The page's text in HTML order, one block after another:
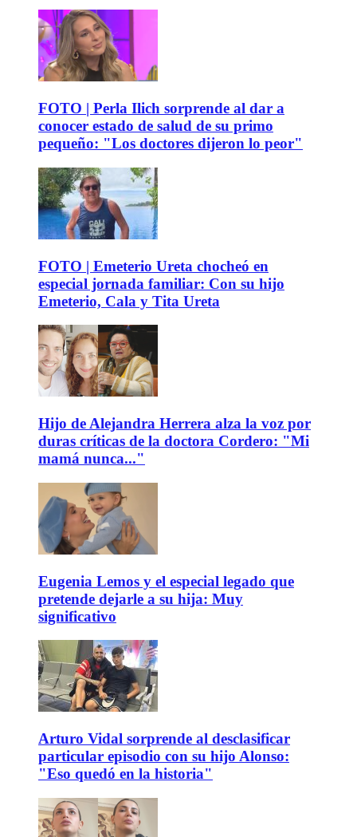
FOTO | Perla Ilich sorprende al dar a
conocer estado de salud de su primo
pequeño: "Los doctores dijeron lo peor"
FOTO | Emeterio Ureta chocheó en
especial jornada familiar: Con su hijo
Emeterio, Cala y Tita Ureta
Hijo de Alejandra Herrera alza la voz por
duras críticas de la doctora Cordero: "Mi
mamá nunca..."
Eugenia Lemos y el especial legado que
pretende dejarle a su hija: Muy
significativo
Arturo Vidal sorprende al desclasificar
particular episodio con su hijo Alonso:
"Eso quedó en la historia"